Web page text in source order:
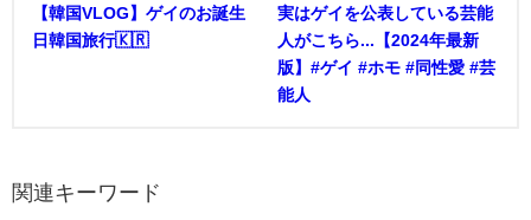
【韓国VLOG】ゲイのお誕生
日韓国旅行🇰🇷
実はゲイを公表している芸能
人がこちら...【2024年最新
版】#ゲイ #ホモ #同性愛 #芸
能人
関連キーワード